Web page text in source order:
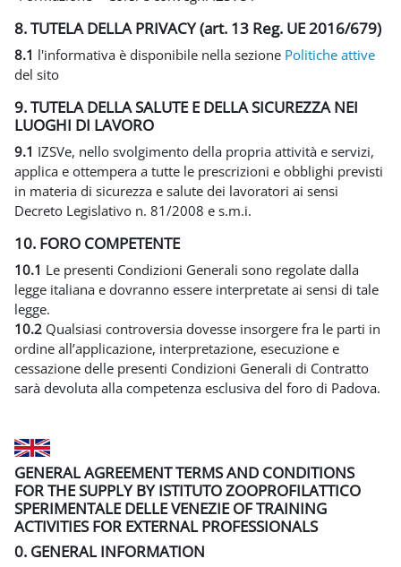
8. TUTELA DELLA PRIVACY (art. 13 Reg. UE 2016/679)
8.1 l'informativa è disponibile nella sezione Politiche attive
del sito
9. TUTELA DELLA SALUTE E DELLA SICUREZZA NEI
LUOGHI DI LAVORO
9.1 IZSVe, nello svolgimento della propria attività e servizi,
applica e ottempera a tutte le prescrizioni e obblighi previsti
in materia di sicurezza e salute dei lavoratori ai sensi
Decreto Legislativo n. 81/2008 e s.m.i.
10. FORO COMPETENTE
10.1 Le presenti Condizioni Generali sono regolate dalla
legge italiana e dovranno essere interpretate ai sensi di tale
legge.
10.2 Qualsiasi controversia dovesse insorgere fra le parti in
ordine all’applicazione, interpretazione, esecuzione e
cessazione delle presenti Condizioni Generali di Contratto
sarà devoluta alla competenza esclusiva del foro di Padova.
GENERAL AGREEMENT TERMS AND CONDITIONS
FOR THE SUPPLY BY ISTITUTO ZOOPROFILATTICO
SPERIMENTALE DELLE VENEZIE OF TRAINING
ACTIVITIES FOR EXTERNAL PROFESSIONALS
0. GENERAL INFORMATION